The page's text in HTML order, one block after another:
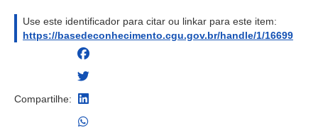
Use este identificador para citar ou linkar para este item:
https://basedeconhecimento.cgu.gov.br/handle/1/16699
Compartilhe: